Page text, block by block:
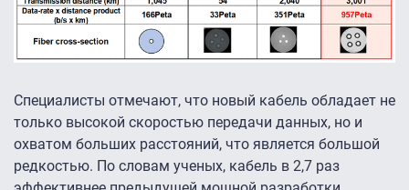
Специалисты отмечают, что новый кабель обладает не
только высокой скоростью передачи данных, но и
охватом больших расстояний, что является большой
редкостью. По словам ученых, кабель в 2,7 раз